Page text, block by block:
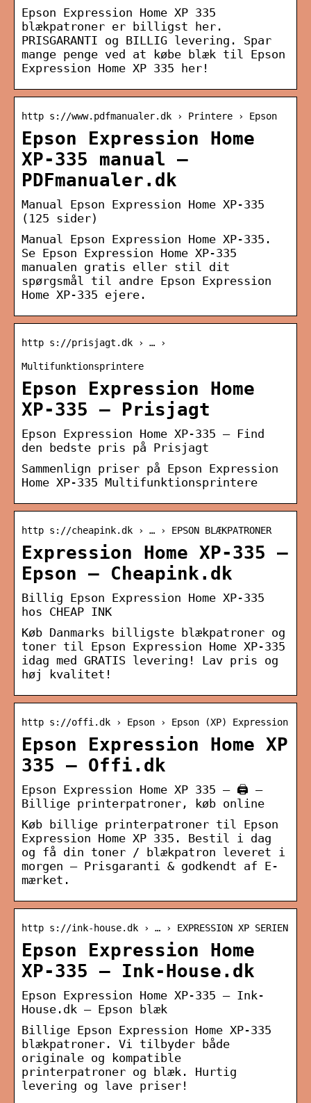
Epson Expression Home XP 335
blækpatroner er billigst her.
PRISGARANTI og BILLIG levering. Spar
mange penge ved at købe blæk til Epson
Expression Home XP 335 her!
http s://www.pdfmanualer.dk › Printere › Epson
Epson Expression Home
XP-335 manual –
PDFmanualer.dk
Manual Epson Expression Home XP-335
(125 sider)
Manual Epson Expression Home XP-335.
Se Epson Expression Home XP-335
manualen gratis eller stil dit
spørgsmål til andre Epson Expression
Home XP-335 ejere.
http s://prisjagt.dk › … ›
Multifunktionsprintere
Epson Expression Home
XP-335 – Prisjagt
Epson Expression Home XP-335 – Find
den bedste pris på Prisjagt
Sammenlign priser på Epson Expression
Home XP-335 Multifunktionsprintere
http s://cheapink.dk › … › EPSON BLÆKPATRONER
Expression Home XP-335 –
Epson – Cheapink.dk
Billig Epson Expression Home XP-335
hos CHEAP INK
Køb Danmarks billigste blækpatroner og
toner til Epson Expression Home XP-335
idag med GRATIS levering! Lav pris og
høj kvalitet!
http s://offi.dk › Epson › Epson (XP) Expression
Epson Expression Home XP
335 – Offi.dk
Epson Expression Home XP 335 – 🖨️ –
Billige printerpatroner, køb online
Køb billige printerpatroner til Epson
Expression Home XP 335. Bestil i dag
og få din toner / blækpatron leveret i
morgen – Prisgaranti & godkendt af E-
mærket.
http s://ink-house.dk › … › EXPRESSION XP SERIEN
Epson Expression Home
XP-335 – Ink-House.dk
Epson Expression Home XP-335 – Ink-
House.dk – Epson blæk
Billige Epson Expression Home XP-335
blækpatroner. Vi tilbyder både
originale og kompatible
printerpatroner og blæk. Hurtig
levering og lave priser!